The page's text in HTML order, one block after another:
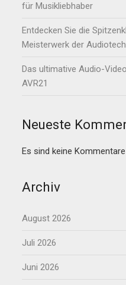
für Musikliebhaber
Entdecken Sie die
Meisterwerk der
Das ultimative Audio-
AVR21
Neueste
Es sind keine
Archiv
August 2026
Juli 2026
Juni 2026